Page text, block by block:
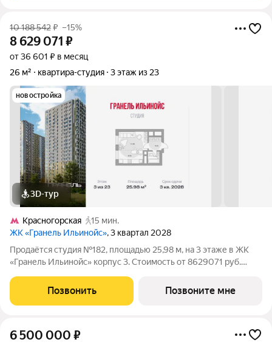
10 188 542₽ –15%
8 629 071 ₽
от 36 601 ₽ в месяц
26 м²
квартира-студия 3 этаж из 23
новостройка
3D-тур
Красногорская
15 мин.
ЖК «Гранель Ильинойс», 3 квартал 2028
Продаётся студия №182, площадью 25,98 м, на 3 этаже в ЖК
«Гранель Ильинойс» корпус 3. Стоимость от 8629071 руб.
улицу. Новый уровень жизни в Красногорске. Проект
впечатляет архитектурой и
Позвонить Позвоните мне
6 500 000 ₽